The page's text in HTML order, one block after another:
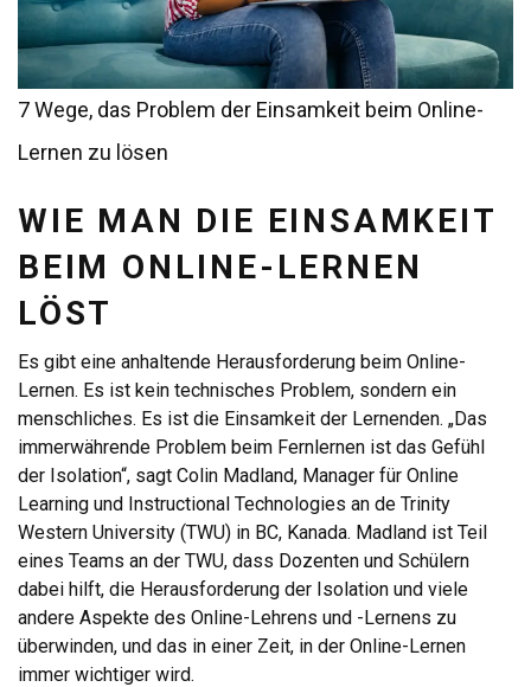
7 Wege, das Problem der Einsamkeit beim Online-
Lernen zu lösen
WIE MAN DIE EINSAMKEIT
BEIM ONLINE-LERNEN
LÖST
Es gibt eine anhaltende Herausforderung beim Online-
Lernen. Es ist kein technisches Problem, sondern ein
menschliches. Es ist die Einsamkeit der Lernenden. „Das
immerwährende Problem beim Fernlernen ist das Gefühl
der Isolation“, sagt Colin Madland, Manager für Online
Learning und Instructional Technologies an de Trinity
Western University (TWU) in BC, Kanada. Madland ist Teil
eines Teams an der TWU, dass Dozenten und Schülern
dabei hilft, die Herausforderung der Isolation und viele
andere Aspekte des Online-Lehrens und -Lernens zu
überwinden, und das in einer Zeit, in der Online-Lernen
immer wichtiger wird.